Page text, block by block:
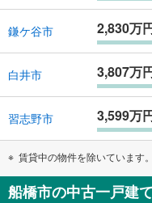
鎌ケ谷市 2,830万
白井市 3,807万
習志野市 3,599万
賃貸中の物件を除いています。
船橋市の中古一戸建